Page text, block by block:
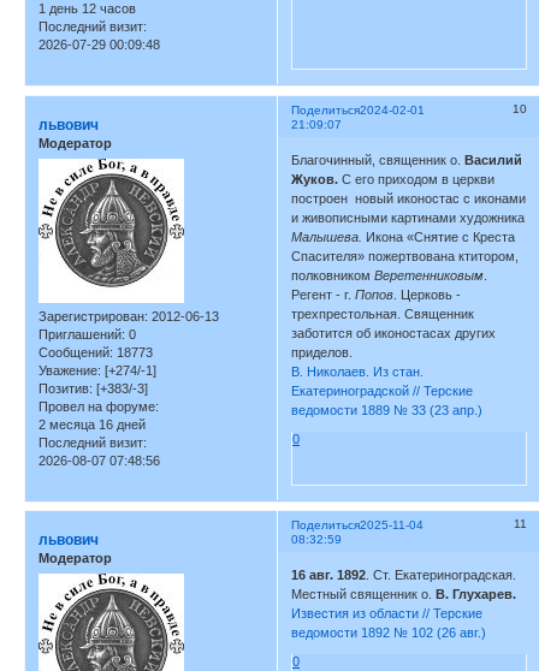
1 день 12 часов
Последний визит:
2026-07-29 00:09:48
Поделиться 10
2024-02-01
21:09:07
львович
Модератор
Зарегистрирован: 2012-06-13
Приглашений: 0
Сообщений: 18773
Уважение: [+274/-1]
Позитив: [+383/-3]
Провел на форуме:
2 месяца 16 дней
Последний визит:
2026-08-07 07:48:56
Благочинный, священник о.Василий
Жуков. С его приходом в церкви
построен новый иконостас с иконами
и живописными картинами художника
Малышева. Икона «Снятие с Креста
Спасителя» пожертвована ктитором,
полковникомВеретенниковым
Регент - г.Попов . Церковь -
трехпрестольная. Священник
заботится об иконостасах других
приделов.
В. Николаев. Из стан.
Екатериноградской // Терские
ведомости 1889 № 33 (23 апр.)
0
Поделиться 11
2025-11-04
08:32:59
львович
Модератор
16 авг. 1892 . Ст. Екатериноградская.
Местный священник о.В. Глухарев.
Известия из области // Терские
ведомости 1892 № 102 (26 авг.)
0